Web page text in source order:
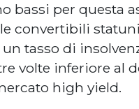
bassi per questa
convertibili
tasso di
volte inferiore al
high yield.